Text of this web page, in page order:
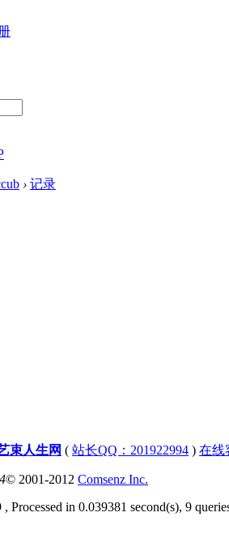
› 记录
束人生网 ( 站长QQ：201922994 ) 在线
© 2001-2012 Comsenz Inc.
, Processed in 0.039381 second(s), 9